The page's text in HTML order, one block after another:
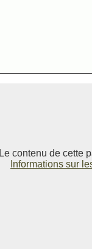
Le contenu de cette
Informations sur